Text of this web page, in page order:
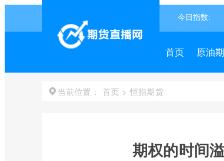
首页 原油
当前位置： 首页 > 恒指期货
期权的时间